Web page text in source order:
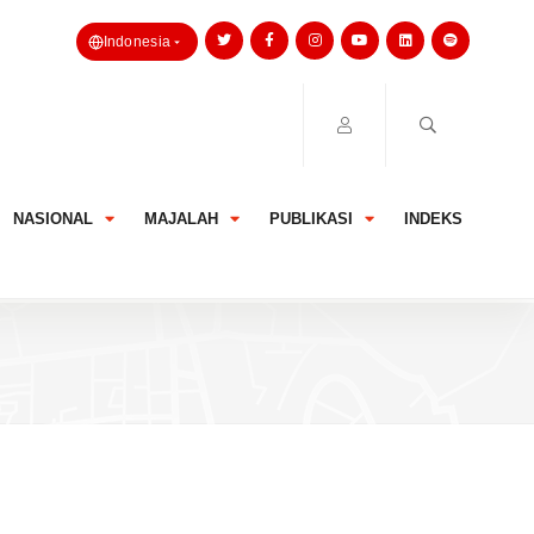
Indonesia
NASIONAL MAJALAH PUBLIKASI INDEKS